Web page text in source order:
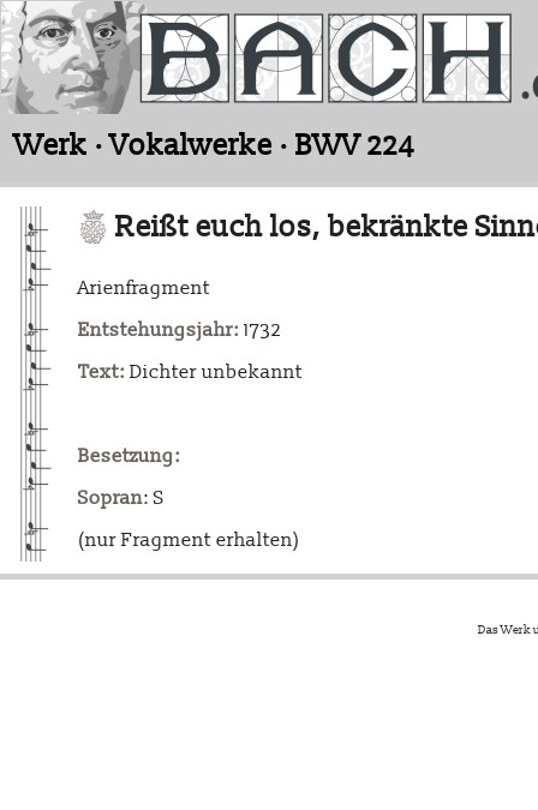
Werk · Vokalwerke · BWV 224
Reißt euch los, bekränkte
Arienfragment
Entstehungsjahr: 1732
Text: Dichter unbekannt
Besetzung:
Sopran: S
(nur Fragment erhalten)
Das Werk